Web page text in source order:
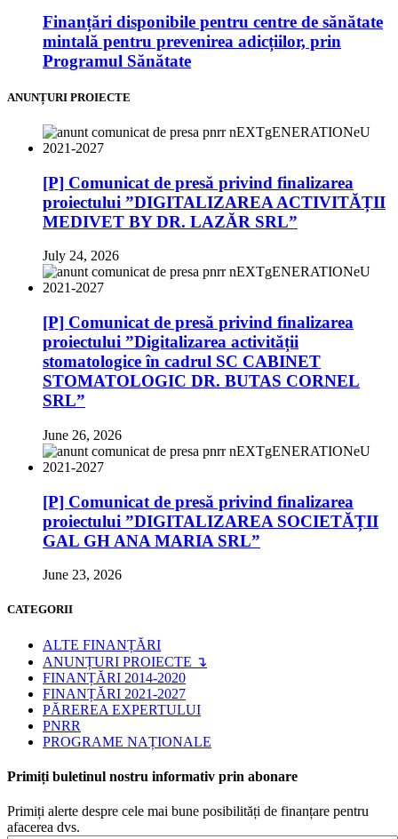
Finanțări disponibile pentru centre de sănătate
mintală pentru prevenirea adicțiilor, prin
Programul Sănătate
ANUNȚURI PROIECTE
[P] Comunicat de presă privind finalizarea
proiectului ”DIGITALIZAREA ACTIVITĂȚII
MEDIVET BY DR. LAZĂR SRL”
July 24, 2026
[P] Comunicat de presă privind finalizarea
proiectului ”Digitalizarea activității
stomatologice în cadrul SC CABINET
STOMATOLOGIC DR. BUTAS CORNEL
SRL”
June 26, 2026
[P] Comunicat de presă privind finalizarea
proiectului ”DIGITALIZAREA SOCIETĂȚII
GAL GH ANA MARIA SRL”
June 23, 2026
CATEGORII
ALTE FINANȚĂRI
ANUNȚURI PROIECTE ↴
FINANȚĂRI 2014-2020
FINANȚĂRI 2021-2027
PĂREREA EXPERTULUI
PNRR
PROGRAME NAȚIONALE
Primiți buletinul nostru informativ prin abonare
Primiți alerte despre cele mai bune posibilități de finanțare pentru
afacerea dvs.